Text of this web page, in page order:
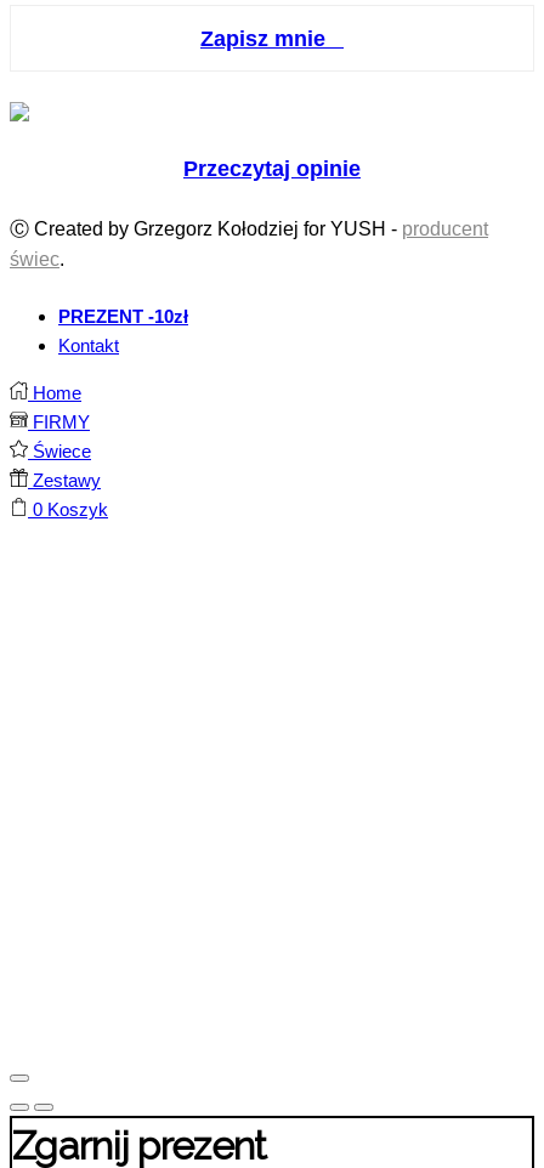
Zapisz mnie
Przeczytaj opinie
Ⓒ Created by Grzegorz Kołodziej for YUSH - producent
świec.
PREZENT -10zł
Kontakt
Home
FIRMY
Świece
Zestawy
0 Koszyk
Zgarnij prezent